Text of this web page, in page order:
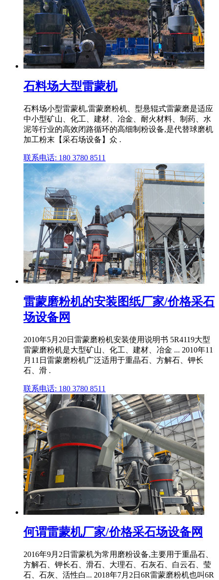
石料场大型雷蒙机
石料场小型雷蒙机,雷蒙磨粉机、型悬辊式雷蒙磨是适应
中小型矿山、化工、建材、冶金、耐火材料、制药、水
泥等行业的高效闭路循环的高细制粉设备,是代替球磨机
加工粉末【采石场设备】众 .
联系电话: 180 3780 8511
雷蒙磨粉机的安装图纸厂家/价格采石
场设备网
2010年5月20日雷蒙磨粉机安装使用说明书 5R4119大型
雷蒙磨粉机是大型矿山、化工、建材、冶金 ... 2010年11
月11日雷蒙磨粉机广泛适用于重晶石、方解石、钾长
石、滑 .
联系电话: 180 3780 8511
何谓雷蒙机厂家/价格采石场设备网
2016年9月2日雷蒙机为常用磨粉设备,主要用于重晶石、
方解石、钾长石、滑石、大理石、石灰石、白云石、莹
石、石灰、活性白... 2018年7月2日6R雷蒙磨粉机也叫6R